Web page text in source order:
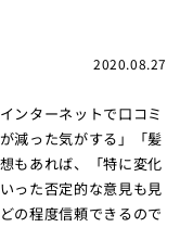
2020.08.27
ンターネットで口コミ
減った気がする」「髪
もあれば、「特に変化
った否定的な意見も見
の程度信頼できるので